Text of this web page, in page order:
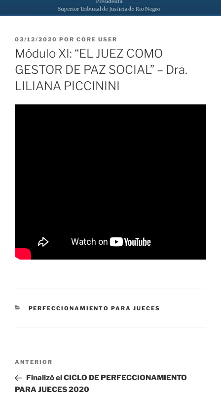
PUBLICADO
EL
03/12/2020 POR CORE USER
Módulo XI: “EL JUEZ COMO
GESTOR DE PAZ SOCIAL” – Dra.
LILIANA PICCININI
CATEGORÍAS
PERFECCIONAMIENTO PARA JUECES
Navegación
entradas
Entrada
anterior
ANTERIOR
Finalizó el CICLO DE PERFECCIONAMIENTO
PARA JUECES 2020